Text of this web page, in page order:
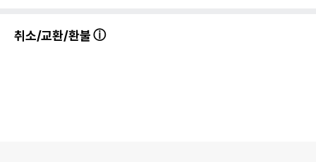
취소/교환/환불